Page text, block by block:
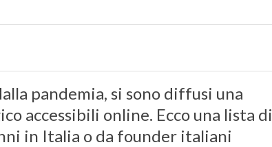
pandemia, si sono diffusi una
accessibili online. Ecco una lista di
in Italia o da founder italiani